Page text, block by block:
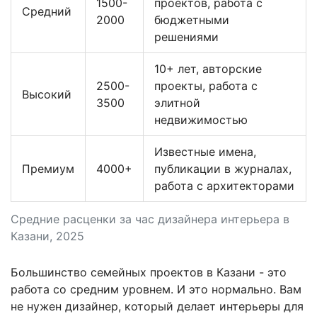
Средние расценки за час дизайнера интерьера в
Казани, 2025
Средний
2000
бюджетными
решениями
Высокий
2500-
3500
10+ лет, авторские
проекты, работа с
элитной
недвижимостью
Премиум 4000+
Известные имена,
публикации в журналах,
работа с архитекторами
Большинство семейных проектов в Казани - это
работа со средним уровнем. И это нормально. Вам
не нужен дизайнер, который делает интерьеры для